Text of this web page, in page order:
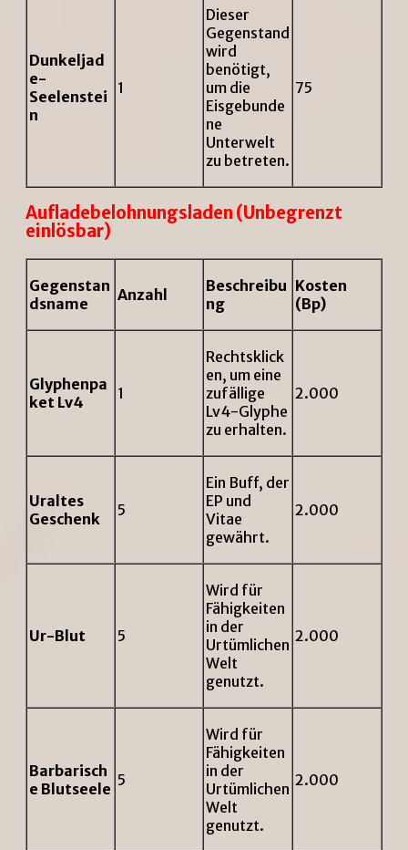
Dunkeljad
e-
Seelenstei
n
1
Dieser
Gegenstand
wird
benötigt,
um die
Eisgebunde
ne
Unterwelt
zu betreten.
75
Aufladebelohnungsladen (Unbegrenzt
einlösbar)
Gegenstan
dsname
Anzahl
Beschreibu
ng
Kosten
(Bp)
Glyphenpa
ket Lv4
1
Rechtsklick
en, um eine
zufällige
Lv4-Glyphe
zu erhalten.
2.000
Uraltes
Geschenk
5
Ein Buff, der
EP und
Vitae
gewährt.
2.000
Ur-Blut 5
Wird für
Fähigkeiten
in der
Urtümlichen
Welt
genutzt.
2.000
Barbarisch
e Blutseele 5
Wird für
Fähigkeiten
in der
Urtümlichen
Welt
genutzt.
2.000